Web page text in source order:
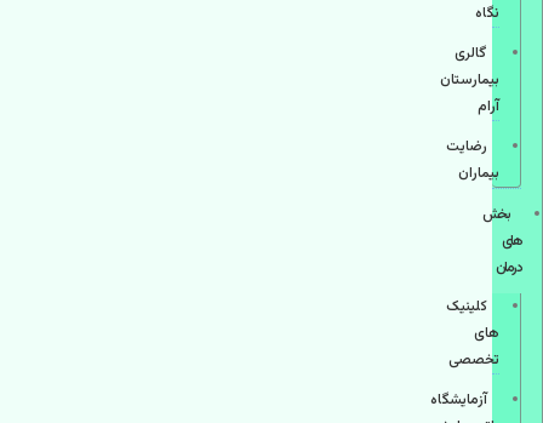
نگاه
گالری
بیمارستان
آرام
رضایت
بیماران
بخش
های
درمان
کلینیک
های
تخصصی
آزمایشگاه